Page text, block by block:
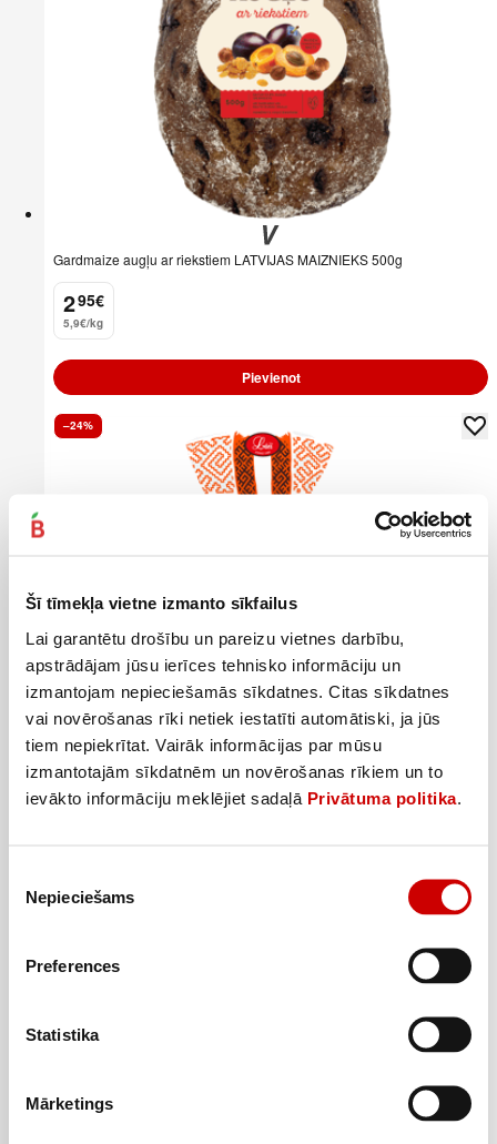
Šī tīmekļa vietne izmanto sīkfailus
Lai garantētu drošību un pareizu vietnes darbību,
apstrādājam jūsu ierīces tehnisko informāciju un
izmantojam nepieciešamās sīkdatnes. Citas sīkdatnes
vai novērošanas rīki netiek iestatīti automātiski, ja jūs
tiem nepiekrītat. Vairāk informācijas par mūsu
izmantotajām sīkdatnēm un novērošanas rīkiem un to
ievākto informāciju meklējiet sadaļā Privātuma politika
izvēle
Nepieciešams
Preferences
Statistika
Mārketings
Gardmaize augļu ar riekstiem LATVIJAS MAIZNIEKS 500g
2
. 95€
5,9€/kg
Pievienot
–24%
Burkānmaize LĀČI 310g
1
. 39€ 1
. 84€